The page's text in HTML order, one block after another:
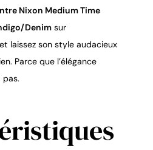
Nixon Medium Time
Denim sur
laissez son style audacieux
Parce que l’élégance
pas.